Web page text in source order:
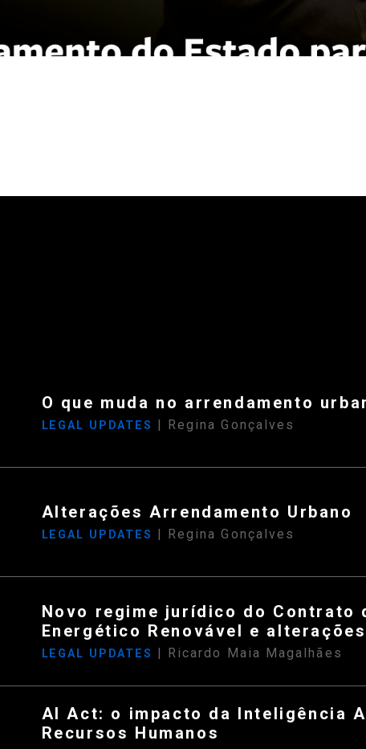
O que muda no arrendamento
LEGAL UPDATES | Regina Gonçalves
Alterações Arrendamento Urbano
LEGAL UPDATES | Regina Gonçalves
Novo regime jurídico do Contrato
Energético Renovável e
LEGAL UPDATES | Ricardo Maia Magalhães
AI Act: o impacto da Inteligência
Recursos Humanos